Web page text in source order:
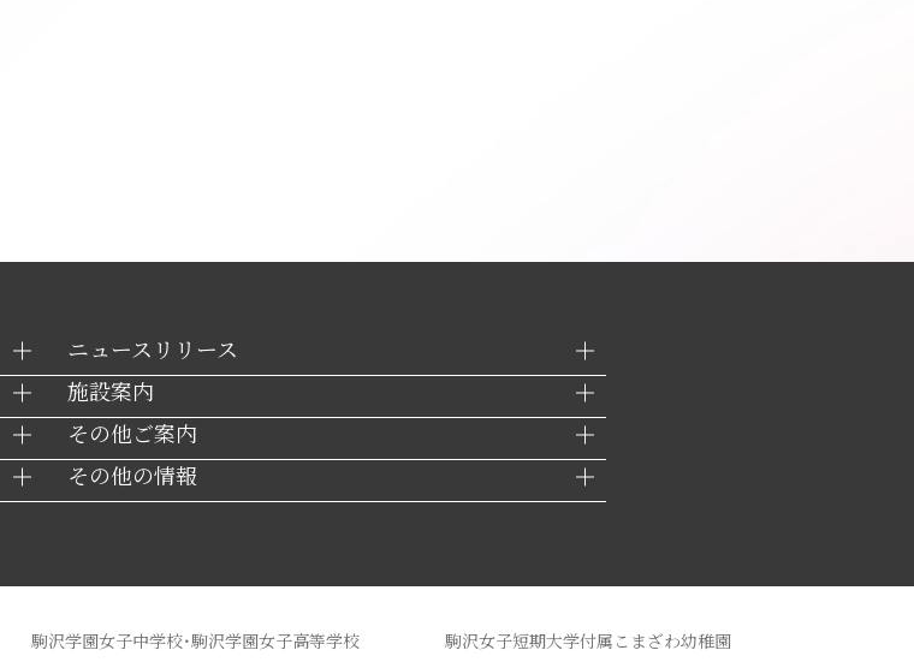
ニュースリリース
施設案内
その他ご案内
その他の情報
駒沢学園女子中学校・駒沢学園女子高等学校 駒沢女子短期大学付属こまざわ幼稚園